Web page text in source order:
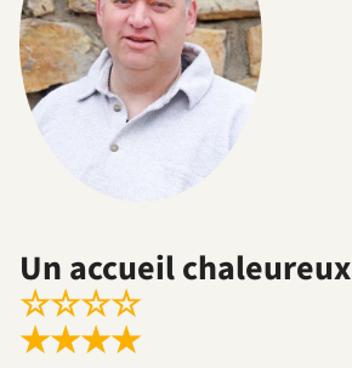
Un accueil chaleureux
☆☆☆☆
★★★★